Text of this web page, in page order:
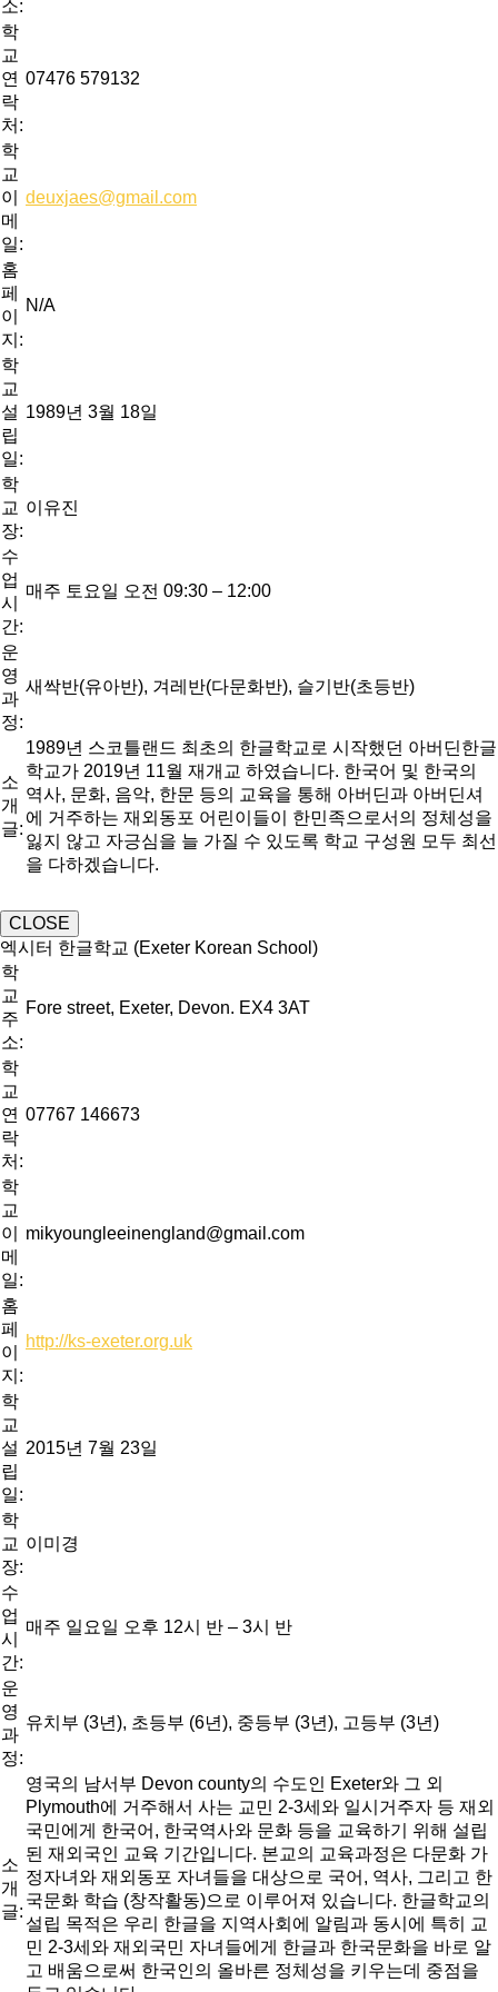
소:
학
교
연
락
처:
07476 579132
학
교
이
메
일:
deuxjaes@gmail.com
홈
페
이
지:
N/A
학
교
설
립
일:
1989년 3월 18일
학
교
장:
이유진
수
업
시
간:
매주 토요일 오전 09:30 – 12:00
운
영
과
정:
새싹반(유아반), 겨레반(다문화반), 슬기반(초등반)
소
개
글:
1989년 스코틀랜드 최초의 한글학교로 시작했던 아버딘한글
학교가 2019년 11월 재개교 하였습니다. 한국어 및 한국의
역사, 문화, 음악, 한문 등의 교육을 통해 아버딘과 아버딘셔
에 거주하는 재외동포 어린이들이 한민족으로서의 정체성을
잃지 않고 자긍심을 늘 가질 수 있도록 학교 구성원 모두 최선
을 다하겠습니다.
CLOSE
엑시터 한글학교 (Exeter Korean School)
학
교
주
소:
Fore street, Exeter, Devon. EX4 3AT
학
교
연
락
처:
07767 146673
학
교
이
메
일:
mikyoungleeinengland@gmail.com
홈
페
이
지:
http://ks-exeter.org.uk
학
교
설
립
일:
2015년 7월 23일
학
교
장:
이미경
수
업
시
간:
매주 일요일 오후 12시 반 – 3시 반
운
영
과
정:
유치부 (3년), 초등부 (6년), 중등부 (3년), 고등부 (3년)
소
개
글:
영국의 남서부 Devon county의 수도인 Exeter와 그 외
Plymouth에 거주해서 사는 교민 2-3세와 일시거주자 등 재외
국민에게 한국어, 한국역사와 문화 등을 교육하기 위해 설립
된 재외국인 교육 기간입니다. 본교의 교육과정은 다문화 가
정자녀와 재외동포 자녀들을 대상으로 국어, 역사, 그리고 한
국문화 학습 (창작활동)으로 이루어져 있습니다. 한글학교의
설립 목적은 우리 한글을 지역사회에 알림과 동시에 특히 교
민 2-3세와 재외국민 자녀들에게 한글과 한국문화을 바로 알
고 배움으로써 한국인의 올바른 정체성을 키우는데 중점을